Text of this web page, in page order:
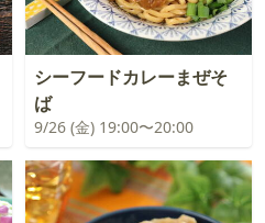
シーフードカレーまぜそ
ば
9/26 (金) 19:00〜20:00